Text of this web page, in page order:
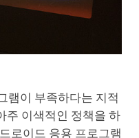
램이 부족하다는 지적
주 이색적인 정책을 하
로이드 응용 프로그램